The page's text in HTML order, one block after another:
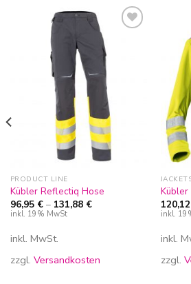
Wunschliste
hinzufügen
PRODUCT LINE
Kübler Reflectiq Hose
96,95 €– 131,88 €
inkl. 19% MwSt
inkl. MwSt.
zzgl. Versandkosten
120,12
inkl.
inkl.
zzgl.